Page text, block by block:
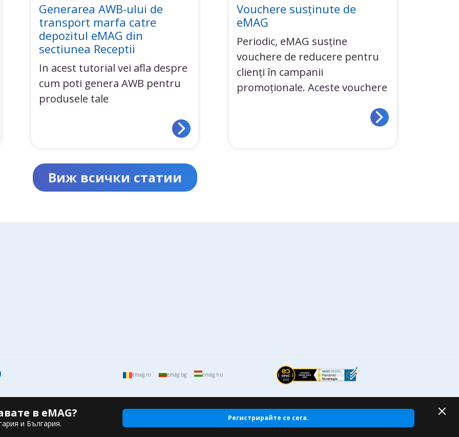
Generarea AWB-ului de
transport marfa catre
depozitul eMAG din
sectiunea Receptii
In acest tutorial vei afla despre
cum poti genera AWB pentru
produsele tale
Vouchere susținute de
eMAG
Periodic, eMAG susține
vouchere de reducere pentru
clienți în campanii
promoționale. Aceste vouchere
Виж всички статии
emag.ro emag.bg emag.hu
в eMAG?
и България.
Регистрирайте се сега.